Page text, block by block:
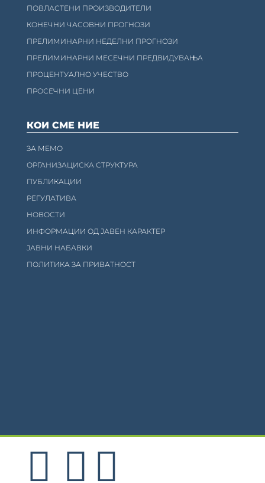
ПОВЛАСТЕНИ ПРОИЗВОДИТЕЛИ
КОНЕЧНИ ЧАСОВНИ ПРОГНОЗИ
ПРЕЛИМИНАРНИ НЕДЕЛНИ ПРОГНОЗИ
ПРЕЛИМИНАРНИ МЕСЕЧНИ ПРЕДВИДУВАЊА
ПРОЦЕНТУАЛНО УЧЕСТВО
ПРОСЕЧНИ ЦЕНИ
КОИ СМЕ НИЕ
ЗА МЕМО
ОРГАНИЗАЦИСКА СТРУКТУРА
ПУБЛИКАЦИИ
РЕГУЛАТИВА
НОВОСТИ
ИНФОРМАЦИИ ОД ЈАВЕН КАРАКТЕР
ЈАВНИ НАБАВКИ
ПОЛИТИКА ЗА ПРИВАТНОСТ